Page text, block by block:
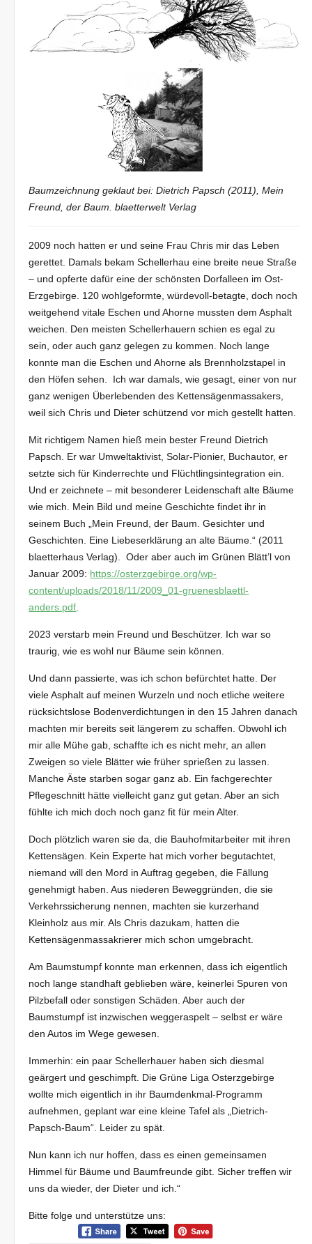
Baumzeichnung geklaut bei: Dietrich Papsch (2011), Mein
Freund, der Baum. blaetterwelt Verlag
2009 noch hatten er und seine Frau Chris mir das Leben
gerettet. Damals bekam Schellerhau eine breite neue Straße
– und opferte dafür eine der schönsten Dorfalleen im Ost-
Erzgebirge. 120 wohlgeformte, würdevoll-betagte, doch noch
weitgehend vitale Eschen und Ahorne mussten dem Asphalt
weichen. Den meisten Schellerhauern schien es egal zu
sein, oder auch ganz gelegen zu kommen. Noch lange
konnte man die Eschen und Ahorne als Brennholzstapel in
den Höfen sehen. Ich war damals, wie gesagt, einer von nur
ganz wenigen Überlebenden des Kettensägenmassakers,
weil sich Chris und Dieter schützend vor mich gestellt hatten.
Mit richtigem Namen hieß mein bester Freund Dietrich
Papsch. Er war Umweltaktivist, Solar-Pionier, Buchautor, er
setzte sich für Kinderrechte und Flüchtlingsintegration ein.
Und er zeichnete – mit besonderer Leidenschaft alte Bäume
wie mich. Mein Bild und meine Geschichte findet ihr in
seinem Buch „Mein Freund, der Baum. Gesichter und
Geschichten. Eine Liebeserklärung an alte Bäume.“ (2011
blaetterhaus Verlag). Oder aber auch im Grünen Blätt’l von
Januar 2009: https://osterzgebirge.org/wp-
content/uploads/2018/11/2009_01-gruenesblaettl-
anders.pdf.
2023 verstarb mein Freund und Beschützer. Ich war so
traurig, wie es wohl nur Bäume sein können.
Und dann passierte, was ich schon befürchtet hatte. Der
viele Asphalt auf meinen Wurzeln und noch etliche weitere
rücksichtslose Bodenverdichtungen in den 15 Jahren danach
machten mir bereits seit längerem zu schaffen. Obwohl ich
mir alle Mühe gab, schaffte ich es nicht mehr, an allen
Zweigen so viele Blätter wie früher sprießen zu lassen.
Manche Äste starben sogar ganz ab. Ein fachgerechter
Pflegeschnitt hätte vielleicht ganz gut getan. Aber an sich
fühlte ich mich doch noch ganz fit für mein Alter.
Doch plötzlich waren sie da, die Bauhofmitarbeiter mit ihren
Kettensägen. Kein Experte hat mich vorher begutachtet,
niemand will den Mord in Auftrag gegeben, die Fällung
genehmigt haben. Aus niederen Beweggründen, die sie
Verkehrssicherung nennen, machten sie kurzerhand
Kleinholz aus mir. Als Chris dazukam, hatten die
Kettensägenmassakrierer mich schon umgebracht.
Am Baumstumpf konnte man erkennen, dass ich eigentlich
noch lange standhaft geblieben wäre, keinerlei Spuren von
Pilzbefall oder sonstigen Schäden. Aber auch der
Baumstumpf ist inzwischen weggeraspelt – selbst er wäre
den Autos im Wege gewesen.
Immerhin: ein paar Schellerhauer haben sich diesmal
geärgert und geschimpft. Die Grüne Liga Osterzgebirge
wollte mich eigentlich in ihr Baumdenkmal-Programm
aufnehmen, geplant war eine kleine Tafel als „Dietrich-
Papsch-Baum“. Leider zu spät.
Nun kann ich nur hoffen, dass es einen gemeinsamen
Himmel für Bäume und Baumfreunde gibt. Sicher treffen wir
uns da wieder, der Dieter und ich.“
Bitte folge und unterstütze uns: